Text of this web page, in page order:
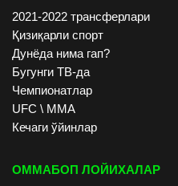
2021-2022 трансферлари
Қизиқарли спорт
Дунёда нима гап?
Бугунги ТВ-да
Чемпионатлар
UFC \ ММА
Кечаги ўйинлар
ОММАБОП ЛОЙИХАЛАР